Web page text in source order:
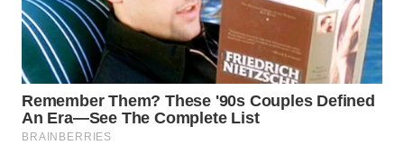
BOROBUDUR
WN
MADURA
WN
SURABAYA